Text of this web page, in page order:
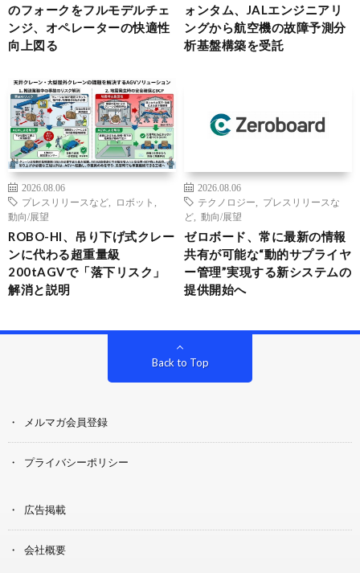
のフォークをフルモデルチェ
ンジ、オペレーターの快適性
向上図る
ォンタム、JALエンジニアリ
ングから航空機の故障予測分
析基盤構築を受託
2026.08.06
プレスリリースなど
ロボット
動向/展望
ROBO-HI、吊り下げ式クレー
ンに代わる超重量級
200tAGVで「落下リスク」
解消と説明
2026.08.06
テクノロジー
プレスリリースな
ど
動向/展望
ゼロボード、常に最新の情報
共有が可能な“動的サプライヤ
ー管理”実現する新システムの
提供開始へ
Back to Top
メルマガ会員登録
プライバシーポリシー
広告掲載
会社概要